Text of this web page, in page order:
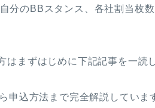
分のBBスタンス、各社割当枚
はまずはじめに下記記事を一読
申込方法まで完全解説していま